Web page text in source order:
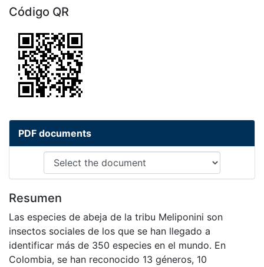
Código QR
PDF documents
Resumen
Las especies de abeja de la tribu Meliponini son
insectos sociales de los que se han llegado a
identificar más de 350 especies en el mundo. En
Colombia, se han reconocido 13 géneros, 10